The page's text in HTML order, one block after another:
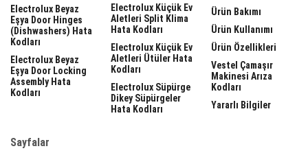
Electrolux Beyaz
Eşya Door Hinges
(dishwashers) Hata
Kodları
Electrolux Beyaz
Eşya Door Locking
Assembly Hata
Kodları
Electrolux Küçük Ev
Aletleri Split Klima
Hata Kodları
Electrolux Küçük Ev
Aletleri Ütüler Hata
Kodları
Electrolux Süpürge
Dikey Süpürgeler
Hata Kodları
Ürün Bakımı
Ürün Kullanımı
Ürün Özellikleri
Vestel Çamaşır
Makinesi Arıza
Kodları
Yararlı Bilgiler
Sayfalar